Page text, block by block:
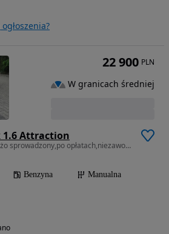
1.6 Attraction
1595 cm3 • 102 KM • Świeżo sprowadzony,po opłatach,niezawodny 1.6MPI 102KM,klimatronik.
Benzyna
Manualna
22 900 PLN
W granicach średniej